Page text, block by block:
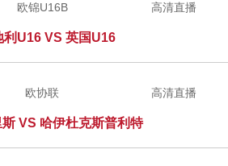
欧锦U16B
利U16 VS 英国U16
高清直播
欧协联
VS 哈伊杜克斯普利特
高清直播